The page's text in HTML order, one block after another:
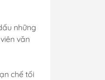
những
văn
chế tối